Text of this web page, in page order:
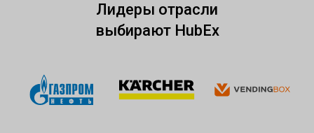
Лидеры отрасли
выбирают HubEx